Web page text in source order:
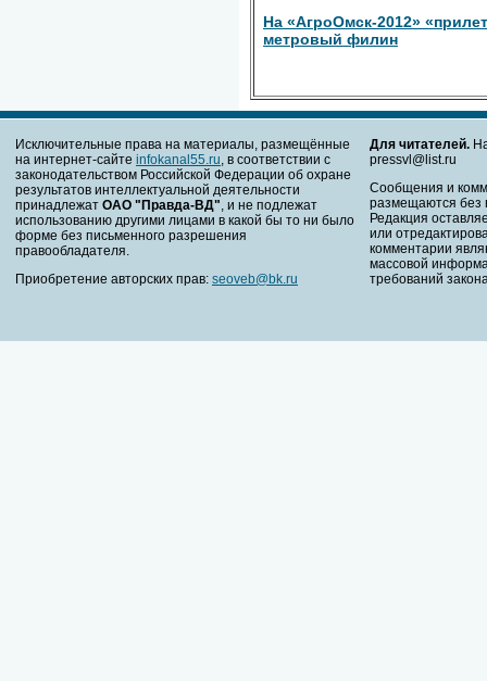
На «АгроОмск-2012»
метровый филин
Исключительные права на материалы, размещённые
на интернет-сайте infokanal55.ru , в соответствии с
законодательством Российской Федерации об охране
результатов интеллектуальной деятельности
принадлежат ОАО "Правда-ВД" , и не подлежат
использованию другими лицами в какой бы то ни было
форме без письменного разрешения
правообладателя.
Приобретение авторских прав: seoveb@bk.ru
Для читателей.
pressvl@list.ru
Сообщения и
размещаются без
Редакция
или
комментарии
массовой
требований